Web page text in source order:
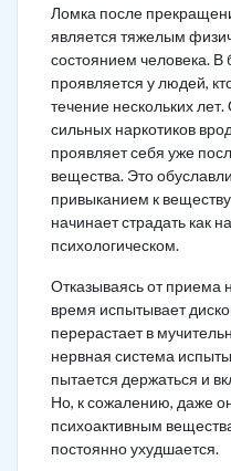
Ломка после
является тяжелым
состоянием человека.
проявляется у людей,
течение нескольких
сильных наркотиков
проявляет себя уже
вещества. Это
привыканием к
начинает страдать как
психологическом.
Отказываясь от приема
время испытывает
перерастает в
нервная система
пытается держаться и
Но, к сожалению, даже
психоактивным
постоянно ухудшается.